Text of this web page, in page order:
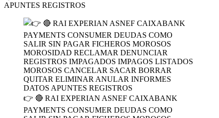
APUNTES REGISTROS
👉 🔴 RAI EXPERIAN ASNEF CAIXABANK
PAYMENTS CONSUMER DEUDAS COMO